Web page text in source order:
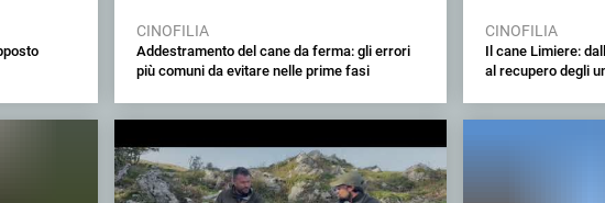
CINOFILIA
Addestramento del cane da ferma: gli errori
più comuni da evitare nelle prime fasi
CINOFILIA
Il cane Limiere:
al recupero degli